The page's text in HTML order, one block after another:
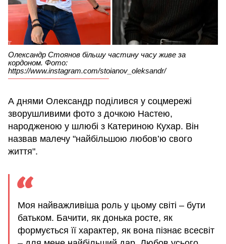
Олександр Стоянов більшу частину часу живе за
кордоном. Фото:
https://www.instagram.com/stoianov_oleksandr/
А днями Олександр поділився у соцмережі
зворушливими фото з дочкою Настею,
народженою у шлюбі з Катериною Кухар. Він
назвав малечу "найбільшою любов’ю свого
життя".
Моя найважливіша роль у цьому світі – бути
батьком. Бачити, як донька росте, як
формується її характер, як вона пізнає всесвіт